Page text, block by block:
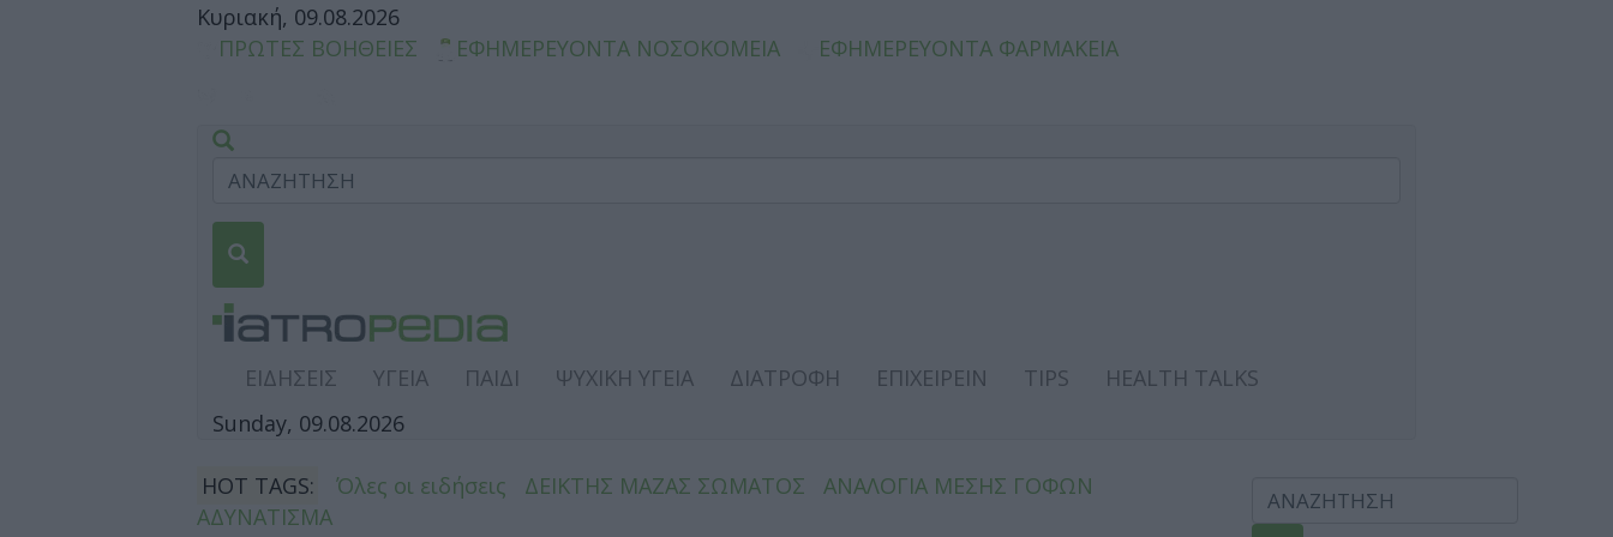
Κυριακή, 09.08.2026
ΠΡΩΤΕΣ ΒΟΗΘΕΙΕΣ
ΕΦΗΜΕΡΕΥΟΝΤΑ ΝΟΣΟΚΟΜΕΙΑ ΕΦΗΜΕΡΕΥΟΝΤΑ ΦΑΡΜΑΚΕΙΑ
ΕΙΔΗΣΕΙΣ ΥΓΕΙΑ ΠΑΙΔΙ ΨΥΧΙΚΗ ΥΓΕΙΑ ΔΙΑΤΡΟΦΗ ΕΠΙΧΕΙΡΕΙΝ TIPS
HEALTH TALKS
Sunday, 09.08.2026
HOT TAGS: Όλες οι ειδήσεις ΔΕΙΚΤΗΣ ΜΑΖΑΣ ΣΩΜΑΤΟΣ
ΑΝΑΛΟΓΙΑ ΜΕΣΗΣ ΓΟΦΩΝ
ΑΔΥΝΑΤΙΣΜΑ